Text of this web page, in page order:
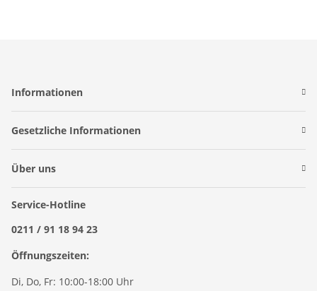
Informationen
Gesetzliche Informationen
Über uns
Service-Hotline
0211 / 91 18 94 23
Öffnungszeiten:
Di, Do, Fr: 10:00-18:00 Uhr